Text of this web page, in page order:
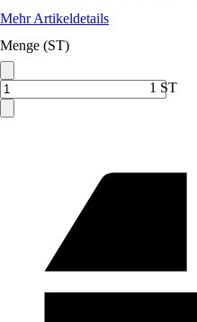
Mehr Artikeldetails
Menge (ST)
1 ST